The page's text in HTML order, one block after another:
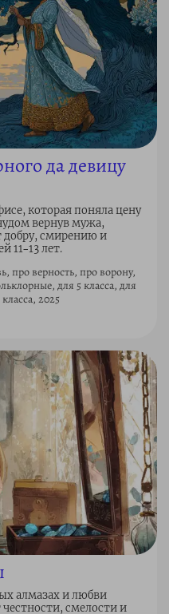
да девицу
которая поняла цену
вернув мужа,
добру, смирению и
11–13 лет.
про верность, про ворону,
для 5 класса, для
2025
алмазах и любви
смелости и